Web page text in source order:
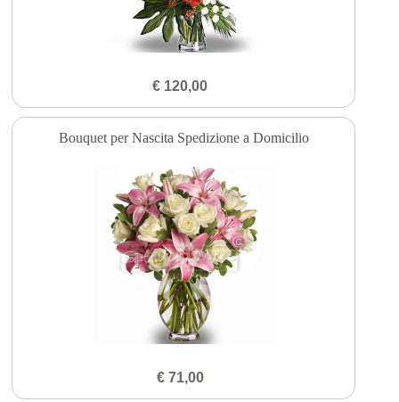
€ 120,00
Bouquet per Nascita Spedizione a Domicilio
€ 71,00